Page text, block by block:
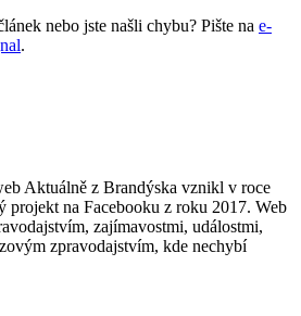
nebo jste našli chybu? Pište na e-
.
Aktuálně z Brandýska vznikl v roce
projekt na Facebooku z roku 2017. Web
zajímavostmi, událostmi,
zpravodajstvím, kde nechybí